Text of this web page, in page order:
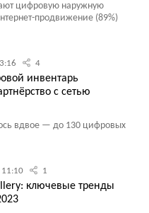
цифровую наружную
продвижение (89%)
4
инвентарь
с сетью
вдвое — до 130 цифровых
11:10 1
ключевые тренды